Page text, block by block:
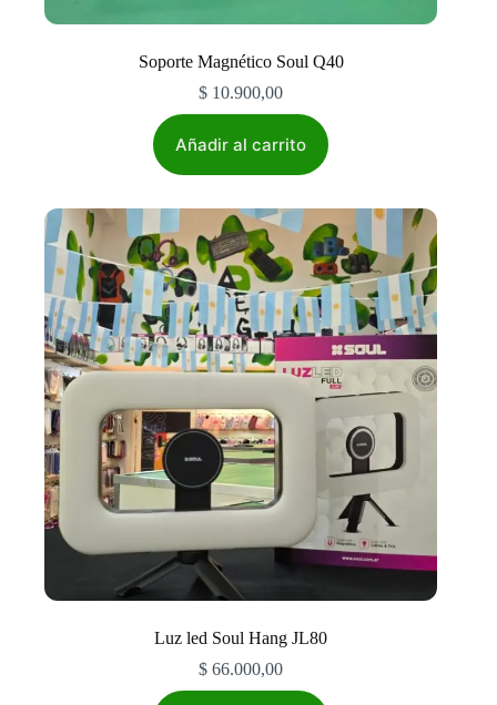
Soporte Magnético Soul Q40
$ 10.900,00
Añadir al carrito
Luz led Soul Hang JL80
$ 66.000,00